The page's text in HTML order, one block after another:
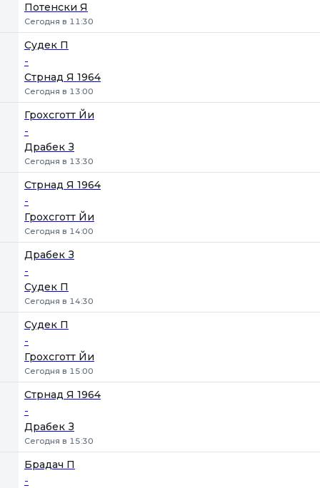
Потенски Я
Сегодня в 11:30
Судек П
-
Стрнад Я 1964
Сегодня в 13:00
Грохсготт Йи
-
Драбек З
Сегодня в 13:30
Стрнад Я 1964
-
Грохсготт Йи
Сегодня в 14:00
Драбек З
-
Судек П
Сегодня в 14:30
Судек П
-
Грохсготт Йи
Сегодня в 15:00
Стрнад Я 1964
-
Драбек З
Сегодня в 15:30
Брадач П
-